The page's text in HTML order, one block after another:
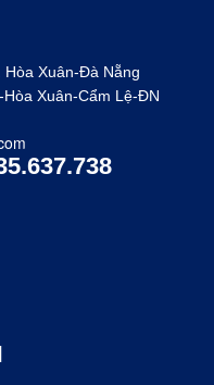
Hòa Xuân-Đà Nẵng
Xuân-Cẩm Lệ-ĐN